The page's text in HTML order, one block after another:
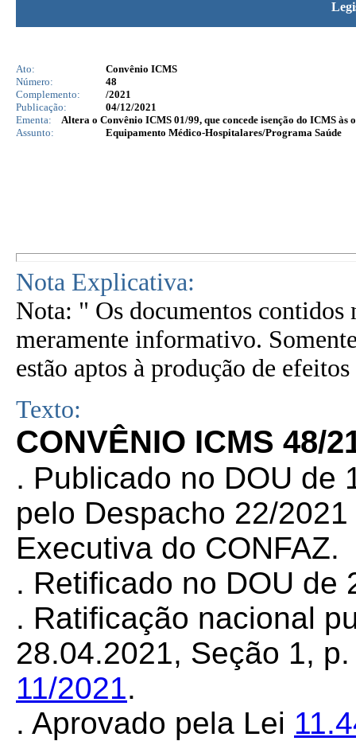
Ato:
Convênio ICMS
Número:
48
Complemento:
/2021
Publicação:
04/12/2021
Ementa:
Altera o Convênio ICMS 01/99, que concede isenção do ICMS às
Assunto:
Equipamento Médico-Hospitalares/Programa Saúde
Nota Explicativa:
Nota: " Os documentos contidos
meramente informativo.
estão aptos à produção de
Texto:
CONVÊNIO ICMS 48/
. Publicado no DOU de
pelo Despacho 22/
Executiva do CONFAZ.
. Retificado no DOU de
. Ratificação nacional
28.04.2021, Seção 1,
11/2021.
. Aprovado pela Lei